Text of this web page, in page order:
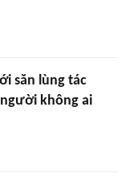
săn lùng tác
không ai